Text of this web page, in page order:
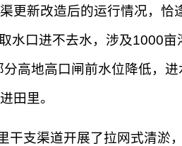
新改造后的运行情况，恰
水口进不去水，涉及1000
高地高口闸前水位降低，
田里。
渠道开展了拉网式清淤